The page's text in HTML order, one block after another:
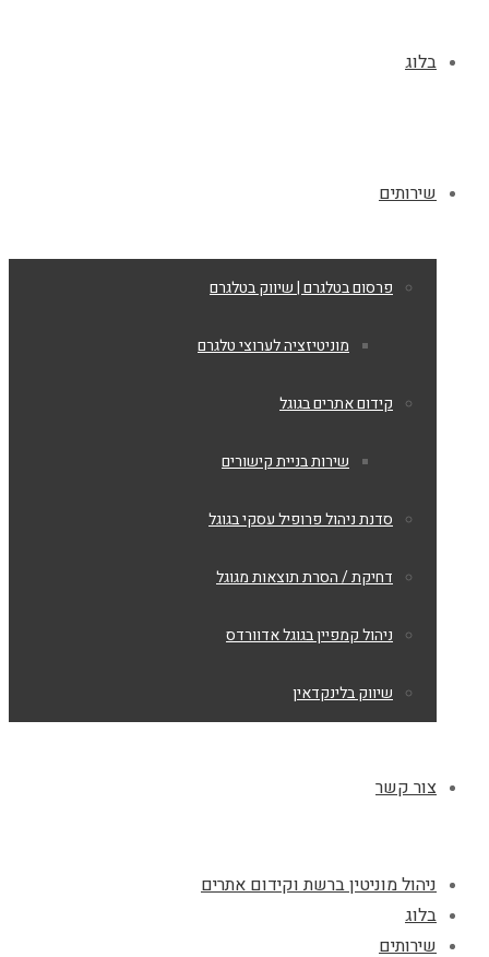
בלוג
שירותים
פרסום בטלגרם | שיווק בטלגרם
מוניטיזציה לערוצי טלגרם
קידום אתרים בגוגל
שירות בניית קישורים
סדנת ניהול פרופיל עסקי בגוגל
דחיקת / הסרת תוצאות מגוגל
ניהול קמפיין בגוגל אדוורדס
שיווק בלינקדאין
צור קשר
ניהול מוניטין ברשת וקידום אתרים
בלוג
שירותים